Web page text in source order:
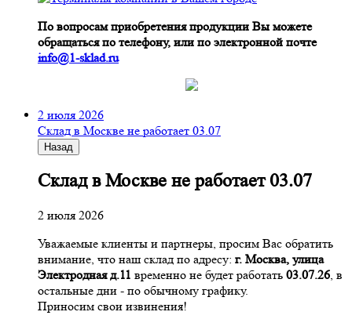
По вопросам приобретения продукции Вы можете
обращаться по телефону, или по электронной почте
info@1-sklad.ru
2 июля 2026
Склад в Москве не работает 03.07
Назад
Склад в Москве не работает 03.07
2 июля 2026
Уважаемые клиенты и партнеры, просим Вас обратить
внимание, что наш склад по адресу: г. Москва, улица
Электродная д.11 временно не будет работать 03.07.26, в
остальные дни - по обычному графику.
Приносим свои извинения!